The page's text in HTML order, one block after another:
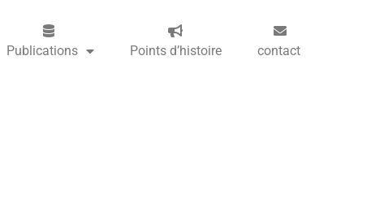
Publications Points d’histoire contact